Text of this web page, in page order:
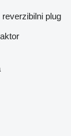
plug